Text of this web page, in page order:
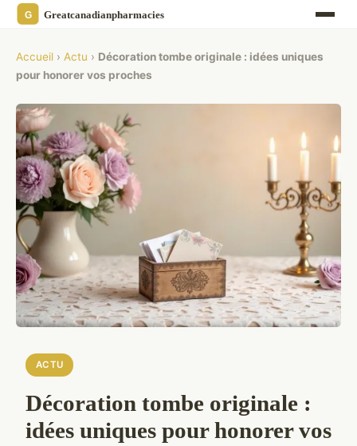
Accueil › Actu › Décoration tombe originale : idées uniques
pour honorer vos proches
ACTU
Décoration tombe originale :
idées uniques pour honorer vos